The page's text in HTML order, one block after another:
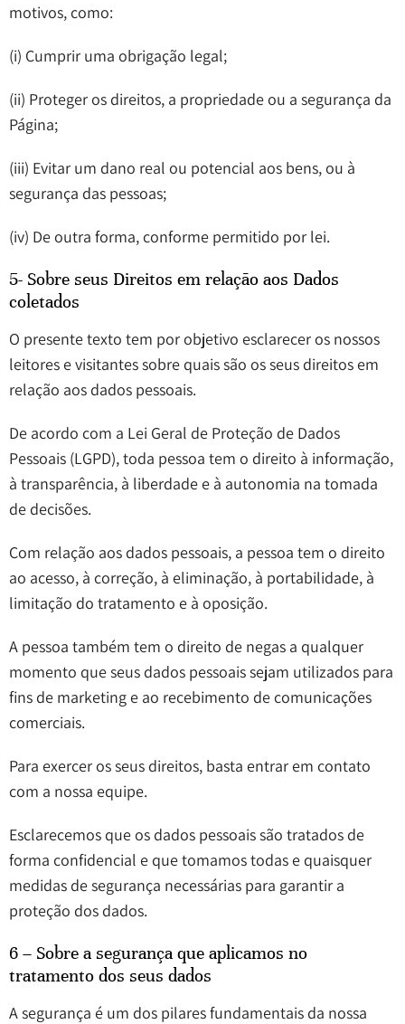
motivos, como:
(i) Cumprir uma obrigação legal;
(ii) Proteger os direitos, a propriedade ou a segurança da
Página;
(iii) Evitar um dano real ou potencial aos bens, ou à
segurança das pessoas;
(iv) De outra forma, conforme permitido por lei.
5- Sobre seus Direitos em relação aos Dados
coletados
O presente texto tem por objetivo esclarecer os nossos
leitores e visitantes sobre quais são os seus direitos em
relação aos dados pessoais.
De acordo com a Lei Geral de Proteção de Dados
Pessoais (LGPD), toda pessoa tem o direito à informação,
à transparência, à liberdade e à autonomia na tomada
de decisões.
Com relação aos dados pessoais, a pessoa tem o direito
ao acesso, à correção, à eliminação, à portabilidade, à
limitação do tratamento e à oposição.
A pessoa também tem o direito de negas a qualquer
momento que seus dados pessoais sejam utilizados para
fins de marketing e ao recebimento de comunicações
comerciais.
Para exercer os seus direitos, basta entrar em contato
com a nossa equipe.
Esclarecemos que os dados pessoais são tratados de
forma confidencial e que tomamos todas e quaisquer
medidas de segurança necessárias para garantir a
proteção dos dados.
6 – Sobre a segurança que aplicamos no
tratamento dos seus dados
A segurança é um dos pilares fundamentais da nossa